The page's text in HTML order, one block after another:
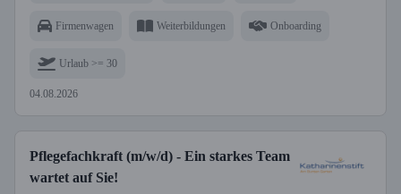
Firmenwagen Weiterbildungen Onboarding
Urlaub >= 30
04.08.2026
Pflegefachkraft (m/w/d) - Ein starkes Team
wartet auf Sie!